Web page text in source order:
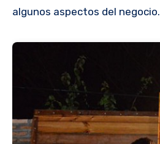
algunos aspectos del negocio.